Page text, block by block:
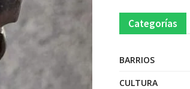
Categorías
BARRIOS
CULTURA